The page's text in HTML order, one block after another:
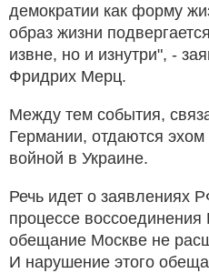
демократии как форму
образ жизни
извне, но и изнутри", -
Фридрих Мерц.
Между тем события,
Германии, отдаются
войной в Украине.
Речь идет о заявлениях
процессе
обещание Москве не
И нарушение этого